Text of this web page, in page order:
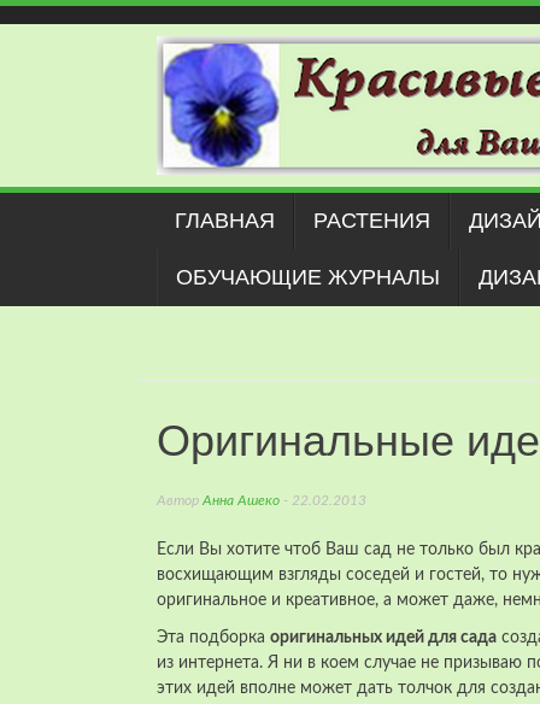
Наверх
ГЛАВНАЯ РАСТЕНИЯ
ОБУЧАЮЩИЕ ЖУРНАЛЫ
Оригинальные
Автор Анна Ашеко - 22.02.2013
Если Вы хотите чтоб Ваш сад не только был
восхищающим взгляды соседей и гостей, то
оригинальное и креативное, а может даже,
Эта подборка оригинальных идей для сада
из интернета. Я ни в коем случае не призываю
этих идей вполне может дать толчок для